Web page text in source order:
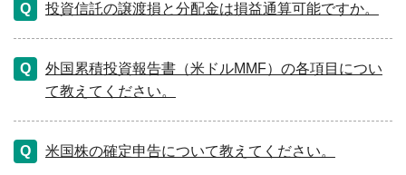
投資信託の譲渡損と分配金は損益通算可能ですか。
外国累積投資報告書（米ドルMMF）の各項目につい
て教えてください。
米国株の確定申告について教えてください。